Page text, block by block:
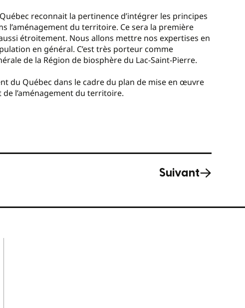
reconnait la pertinence d’intégrer les principes
l’aménagement du territoire. Ce sera la première
étroitement. Nous allons mettre nos expertises en
en général. C’est très porteur comme
de la Région de biosphère du Lac-Saint-Pierre.
du Québec dans le cadre du plan de mise en œuvre
de l’aménagement du territoire.
Suivant